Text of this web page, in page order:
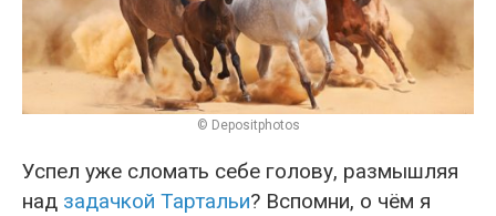
© Depositphotos
Успел уже сломать себе голову, размышляя
над задачкой Тартальи? Вспомни, о чём я